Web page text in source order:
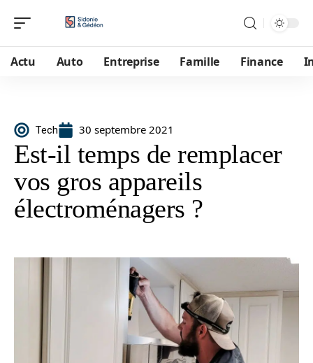
Actu Auto Entreprise Famille Finance
Tech 30 septembre 2021
Est-il temps de remplacer
vos gros appareils
électroménagers ?